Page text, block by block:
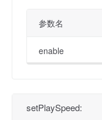
参数名
enable
setPlaySpeed: